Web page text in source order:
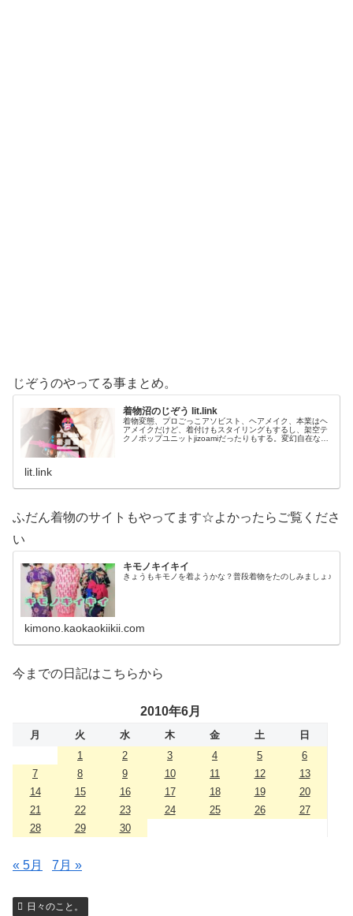
じぞうのやってる事まとめ。
着物沼のじぞう lit.link
着物変態、プロごっこアソビスト、ヘアメイク、本業はヘ
アメイクだけど、着付けもスタイリングもするし、架空テ
クノポップユニットjizoamiだったりもする。変幻自在なた
lit.link
ふだん着物のサイトもやってます☆よかったらご覧くださ
い
キモノキイキイ
きょうもキモノを着ようかな？普段着物をたのしみましょ♪
kimono.kaokaokiikii.com
今までの日記はこちらから
2010年6月
月 火 水 木 金 土
日
1
2 3 4 5
6
7
8 9 10 11 12
13
14
15 16 17 18 19
20
21
22 23 24 25 26
27
28
29 30
« 5月 7月 »
日々のこと。